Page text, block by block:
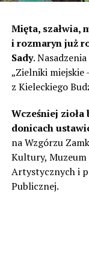
Mięta, szałwia,
i rozmaryn już
Sady.
„Zielniki miejskie
z Kieleckiego
Wcześniej zioła
donicach
na Wzgórzu
Kultury, Muzeum
Artystycznych i
Publicznej.